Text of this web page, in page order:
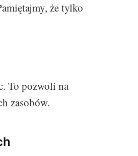
że tylko
To pozwoli na
zasobów.